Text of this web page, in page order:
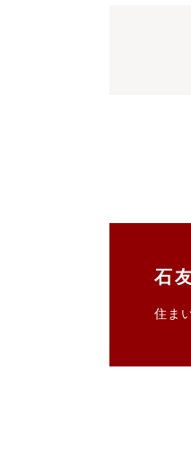
石
住ま